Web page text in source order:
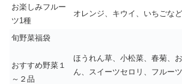
お楽しみフルー
ツ1種
オレンジ、キウイ、いちごなど
旬野菜福袋
おすすめ野菜１
～２品
ほうれん草、小松菜、春菊、
ん、スイーツセロリ、フルー